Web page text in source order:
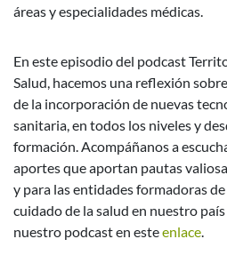
áreas y especialidades médicas.
En este episodio del podcast
Salud, hacemos una reflexión
de la incorporación de nuevas
sanitaria, en todos los niveles y
formación. Acompáñanos a
aportes que aportan pautas
y para las entidades formadoras
cuidado de la salud en nuestro
nuestro podcast en esteenlace.